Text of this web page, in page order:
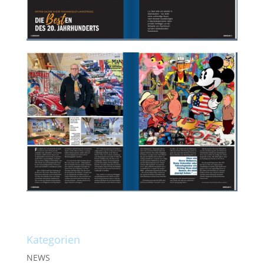
Kategorien
NEWS